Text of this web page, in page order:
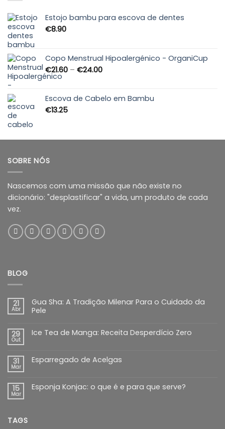
Estojo bambu para escova de dentes
€8.90
Copo Menstrual Hipoalergénico - OrganiCup
€21.60 – €24.00Price
through
Escova de Cabelo em Bambu
€13.25
SOBRE NÓS
Nascemos com uma missão que não existe no
dicionário: "desplastificar" a vida, um produto de cada
vez.
BLOG
21
Abr
Gua Sha: A Tradição Milenar Para o Cuidado da
Pele
29
Out
Ice Tea de Manga: Receita Desperdício Zero
31
Mar
Esparregado de Acelgas
15
Mar
Esponja Konjac: o que é e para que serve?
TAGS